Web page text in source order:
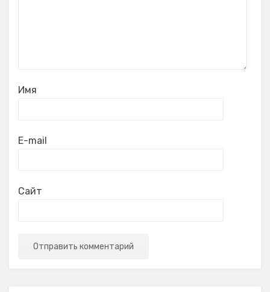
Имя
E-mail
Сайт